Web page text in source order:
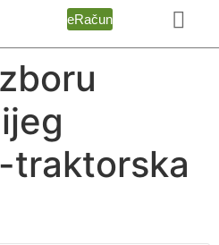
eRačun
traktorska